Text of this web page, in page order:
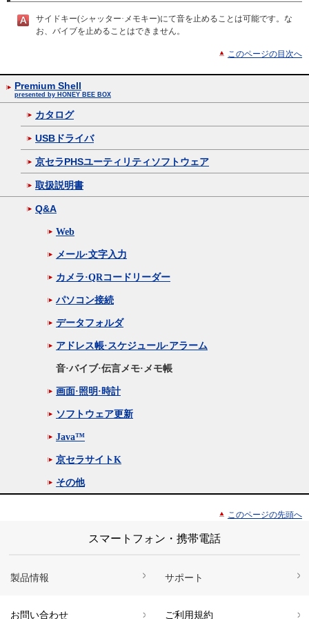
サイドキー(シャッター·メモキー)にて音を止めることは可能です。な
お、バイブを止めることはできません。
このページの目次へ
Premium Shell
presented by HONEY BEE BOX
カタログ
USBドライバ
京セラPHSユーティリティソフトウェア
取扱説明書
Q&A
Web
メール·文字入力
カメラ·QRコードリーダー
パソコン接続
データフォルダ
アドレス帳·スケジュール·アラーム
音·バイブ·伝言メモ·メモ帳
画面·照明·時計
ソフトウェア更新
Java™
京セラサイトK
その他
このページの先頭へ
スマートフォン・携帯電話
製品情報 サポート
お問い合わせ ご利用規約